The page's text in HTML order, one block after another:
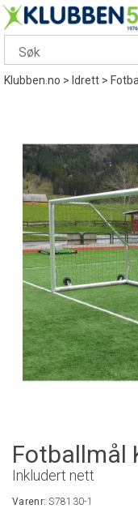
Klubben.no> Idrett>Fotball
Fotballmål
Inkludert nett
Varenr:S78130-1